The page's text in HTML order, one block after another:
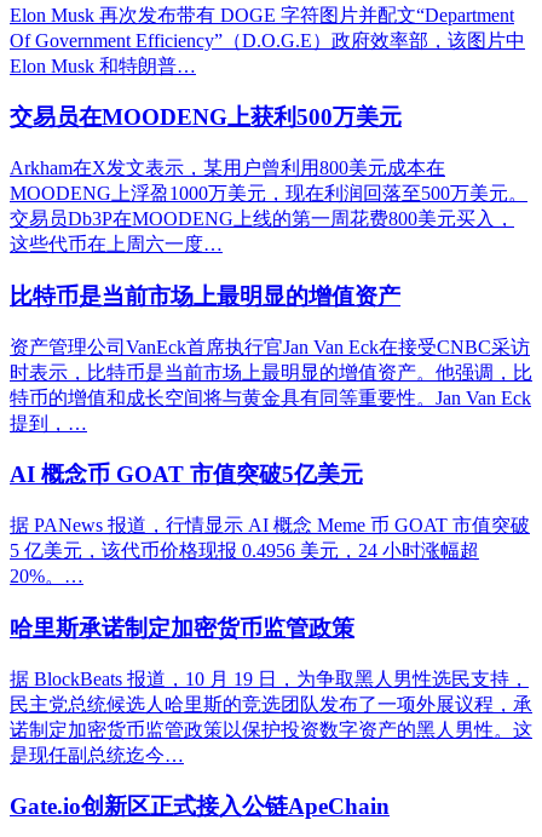
Elon Musk 再次发布带有 DOGE 字符图片并配文“Department
Of Government Efficiency”（D.O.G.E）政府效率部，该图片中
Elon Musk 和特朗普…
交易员在MOODENG上获利500万美元
Arkham在X发文表示，某用户曾利用800美元成本在
MOODENG上浮盈1000万美元，现在利润回落至500万美元。
交易员Db3P在MOODENG上线的第一周花费800美元买入，
这些代币在上周六一度…
比特币是当前市场上最明显的增值资产
资产管理公司VanEck首席执行官Jan Van Eck在接受CNBC采访
时表示，比特币是当前市场上最明显的增值资产。他强调，比
特币的增值和成长空间将与黄金具有同等重要性。Jan Van Eck
提到，…
AI 概念币 GOAT 市值突破5亿美元
据 PANews 报道，行情显示 AI 概念 Meme 币 GOAT 市值突破
5 亿美元，该代币价格现报 0.4956 美元，24 小时涨幅超
20%。…
哈里斯承诺制定加密货币监管政策
据 BlockBeats 报道，10 月 19 日，为争取黑人男性选民支持，
民主党总统候选人哈里斯的竞选团队发布了一项外展议程，承
诺制定加密货币监管政策以保护投资数字资产的黑人男性。这
是现任副总统迄今…
Gate.io创新区正式接入公链ApeChain